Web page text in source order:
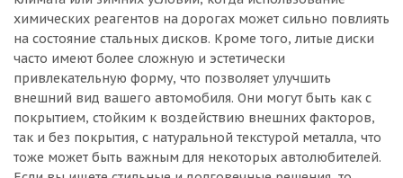
химических реагентов на дорогах может сильно повлиять
на состояние стальных дисков. Кроме того, литые диски
часто имеют более сложную и эстетически
привлекательную форму, что позволяет улучшить
внешний вид вашего автомобиля. Они могут быть как с
покрытием, стойким к воздействию внешних факторов,
так и без покрытия, с натуральной текстурой металла, что
тоже может быть важным для некоторых автолюбителей.